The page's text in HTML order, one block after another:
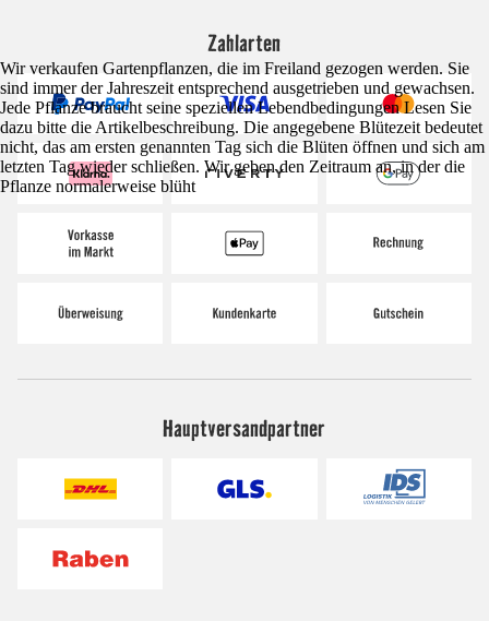
Wir verkaufen Gartenpflanzen, die im Freiland gezogen werden. Sie
sind immer der Jahreszeit entsprechend ausgetrieben und gewachsen.
Jede Pflanze braucht seine speziellen Lebendbedingungen Lesen Sie
dazu bitte die Artikelbeschreibung. Die angegebene Blütezeit bedeutet
nicht, das am ersten genannten Tag sich die Blüten öffnen und sich am
letzten Tag wieder schließen. Wir geben den Zeitraum an, in der die
Pflanze normalerweise blüht
Zahlarten
Hauptversandpartner